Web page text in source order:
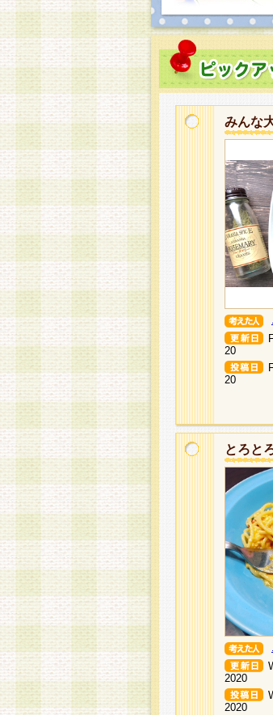
みんな
20
20
とろと
2020
2020